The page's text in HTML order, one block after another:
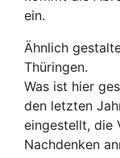
ein.
Ähnlich
Thüringen.
Was ist hier
den letzten
eingestellt, die
Nachdenken